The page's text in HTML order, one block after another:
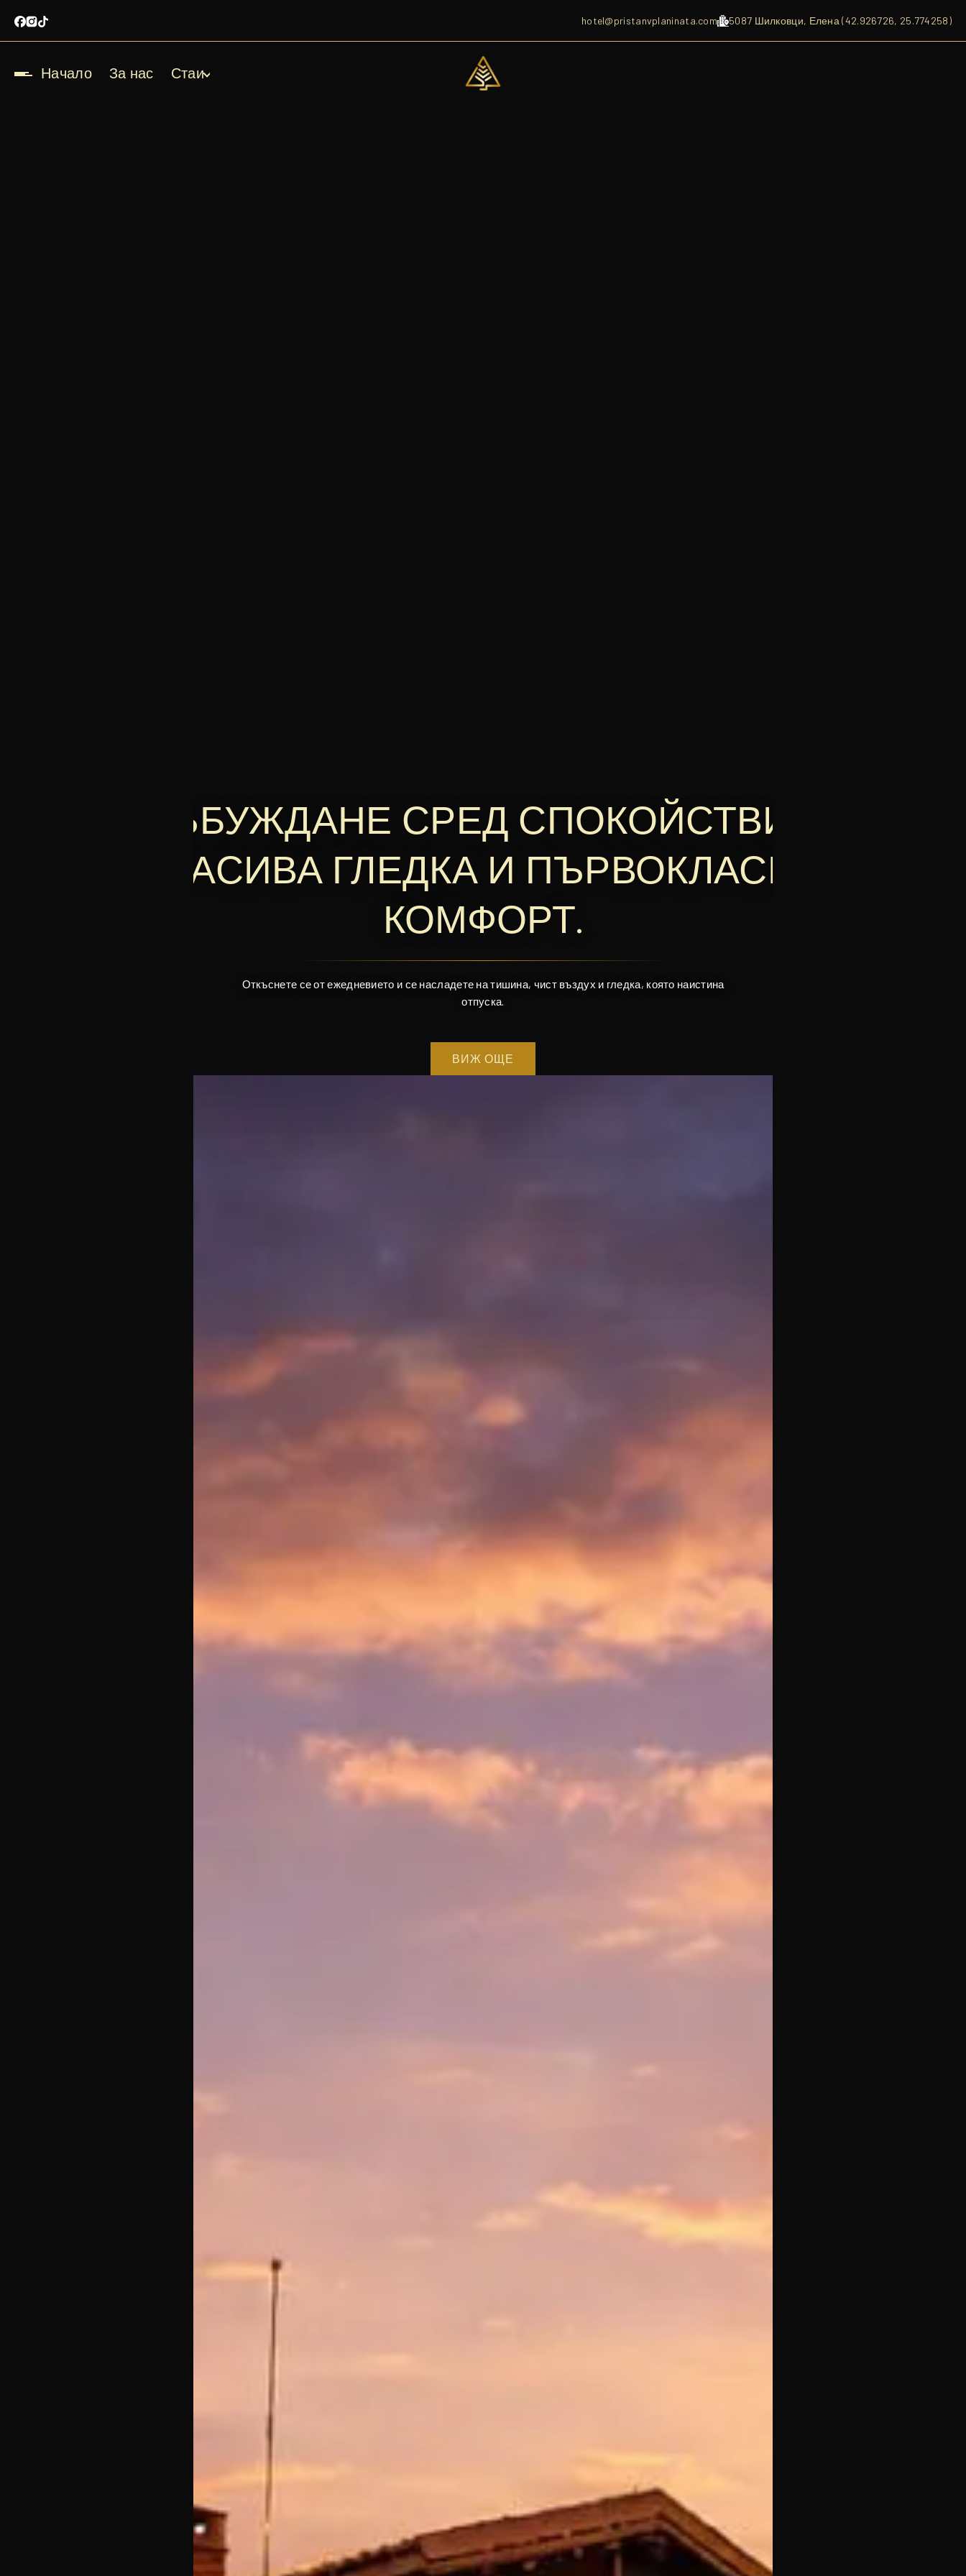
hotel@pristanvplaninata.com 5087 Шилковци, Елена (42.926726, 25.774258)
Начало
За нас
Стаи
СЪБУЖДАНЕ СРЕД СПОКОЙСТВИЕ,
КРАСИВА ГЛЕДКА И ПЪРВОКЛАСЕН
КОМФОРТ.
Откъснете се от ежедневието и се насладете на тишина, чист въздух и гледка, която наистина
отпуска.
ВИЖ ОЩЕ
ВИЖ ОЩЕ